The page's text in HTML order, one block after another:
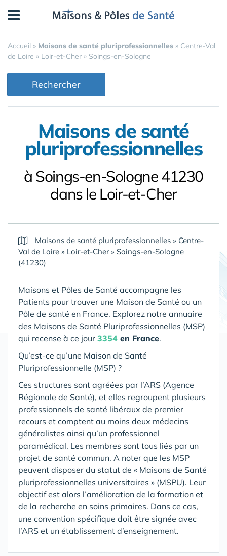
Accueil » Maisons de santé pluriprofessionnelles » Centre-Val
de Loire » Loir-et-Cher » Soings-en-Sologne
Rechercher
Maisons de santé
pluriprofessionnelles
à Soings-en-Sologne 41230
dans le Loir-et-Cher
Maisons de santé pluriprofessionnelles » Centre-
Val de Loire » Loir-et-Cher» Soings-en-Sologne
(41230)
Maisons et Pôles de Santé accompagne les
Patients pour trouver une Maison de Santé ou un
Pôle de santé en France. Explorez notre annuaire
des Maisons de Santé Pluriprofessionnelles (MSP)
qui recense à ce jour 3354 en France.
Qu’est-ce qu’une Maison de Santé
Pluriprofessionnelle (MSP) ?
Ces structures sont agréées par l’ARS (Agence
Régionale de Santé), et elles regroupent plusieurs
professionnels de santé libéraux de premier
recours et comptent au moins deux médecins
généralistes ainsi qu’un professionnel
paramédical. Les membres sont tous liés par un
projet de santé commun. A noter que les MSP
peuvent disposer du statut de « Maisons de Santé
pluriprofessionnelles universitaires » (MSPU). Leur
objectif est alors l’amélioration de la formation et
de la recherche en soins primaires. Dans ce cas,
une convention spécifique doit être signée avec
l’ARS et un établissement d’enseignement.
Panneau de gestion des cookies